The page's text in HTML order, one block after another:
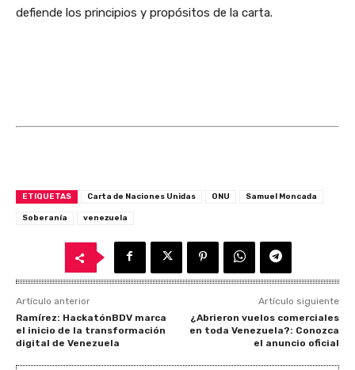
defiende los principios y propósitos de la carta.
ETIQUETAS Carta de Naciones Unidas ONU Samuel Moncada
Soberanía venezuela
Artículo anterior
Ramírez: HackatónBDV marca
el inicio de la transformación
digital de Venezuela
Artículo siguiente
¿Abrieron vuelos comerciales
en toda Venezuela?: Conozca
el anuncio oficial